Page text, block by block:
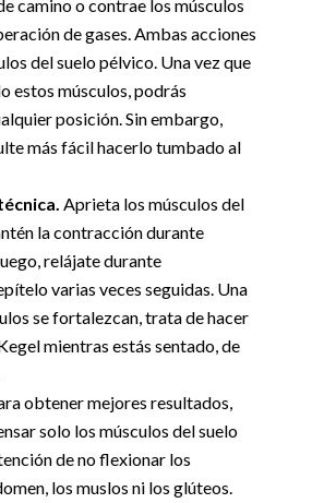
camino o contrae los músculos
de gases. Ambas acciones
del suelo pélvico. Una vez que
estos músculos, podrás
posición. Sin embargo,
más fácil hacerlo tumbado al
Aprieta los músculos del
la contracción durante
relájate durante
varias veces seguidas. Una
se fortalezcan, trata de hacer
mientras estás sentado, de
obtener mejores resultados,
solo los músculos del suelo
de no flexionar los
los muslos ni los glúteos.